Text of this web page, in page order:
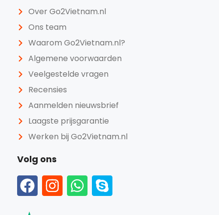
Over Go2Vietnam.nl
Ons team
Waarom Go2Vietnam.nl?
Algemene voorwaarden
Veelgestelde vragen
Recensies
Aanmelden nieuwsbrief
Laagste prijsgarantie
Werken bij Go2Vietnam.nl
Volg ons